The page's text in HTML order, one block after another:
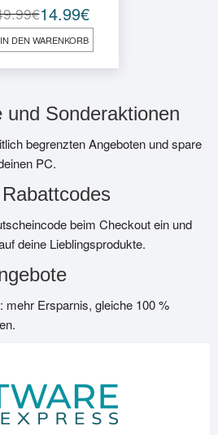
€14.99€
IN DEN WARENKORB
und Sonderaktionen
begrenzten Angeboten und spare
PC.
beim Checkout ein und
deine Lieblingsprodukte.
mehr Ersparnis, gleiche 100 %